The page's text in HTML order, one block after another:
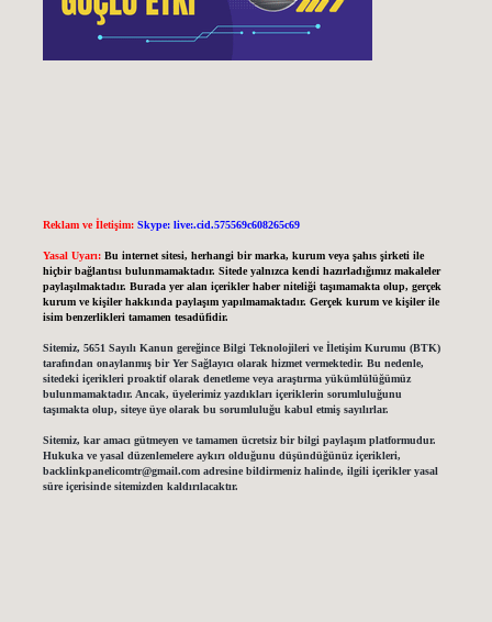
Reklam ve İletişim: Skype: live:.cid.575569c608265c69
Yasal Uyarı: Bu internet sitesi, herhangi bir marka, kurum veya şahıs şirketi ile
hiçbir bağlantısı bulunmamaktadır. Sitede yalnızca kendi hazırladığımız makaleler
paylaşılmaktadır. Burada yer alan içerikler haber niteliği taşımamakta olup, gerçek
kurum ve kişiler hakkında paylaşım yapılmamaktadır. Gerçek kurum ve kişiler ile
isim benzerlikleri tamamen tesadüfidir.
Sitemiz, 5651 Sayılı Kanun gereğince Bilgi Teknolojileri ve İletişim Kurumu (BTK)
tarafından onaylanmış bir Yer Sağlayıcı olarak hizmet vermektedir. Bu nedenle,
sitedeki içerikleri proaktif olarak denetleme veya araştırma yükümlülüğümüz
bulunmamaktadır. Ancak, üyelerimiz yazdıkları içeriklerin sorumluluğunu
taşımakta olup, siteye üye olarak bu sorumluluğu kabul etmiş sayılırlar.
Sitemiz, kar amacı gütmeyen ve tamamen ücretsiz bir bilgi paylaşım platformudur.
Hukuka ve yasal düzenlemelere aykırı olduğunu düşündüğünüz içerikleri,
backlinkpanelicomtr@gmail.comadresine bildirmeniz halinde, ilgili içerikler yasal
süre içerisinde sitemizden kaldırılacaktır.